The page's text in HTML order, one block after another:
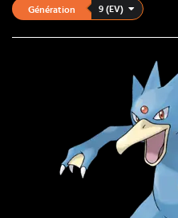
Génération 9 (EV)